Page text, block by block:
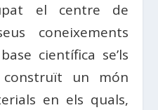
el centre de
coneixements
científica se’ls
un món
en els quals,